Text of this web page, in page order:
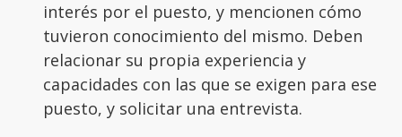
interés por el puesto, y mencionen cómo
tuvieron conocimiento del mismo. Deben
relacionar su propia experiencia y
capacidades con las que se exigen para ese
puesto, y solicitar una entrevista.